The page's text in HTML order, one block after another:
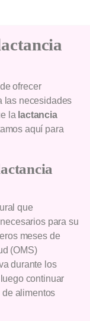
ofrecer
las necesidades
la lactancia
aquí para
que
para su
meses de
(OMS)
durante los
continuar
alimentos